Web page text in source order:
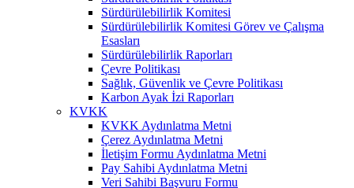
Sürdürülebilirlik Komitesi
Sürdürülebilirlik Komitesi Görev ve Çalışma
Esasları
Sürdürülebilirlik Raporları
Çevre Politikası
Sağlık, Güvenlik ve Çevre Politikası
Karbon Ayak İzi Raporları
KVKK
KVKK Aydınlatma Metni
Çerez Aydınlatma Metni
İletişim Formu Aydınlatma Metni
Pay Sahibi Aydınlatma Metni
Veri Sahibi Başvuru Formu